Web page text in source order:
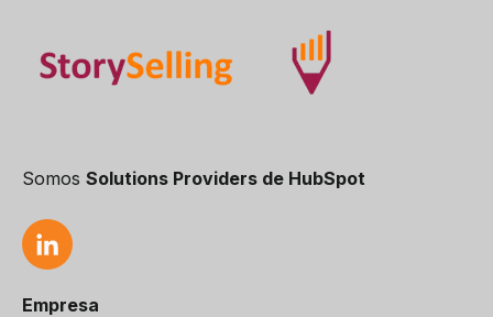
Somos Solutions Providers de HubSpot
Empresa